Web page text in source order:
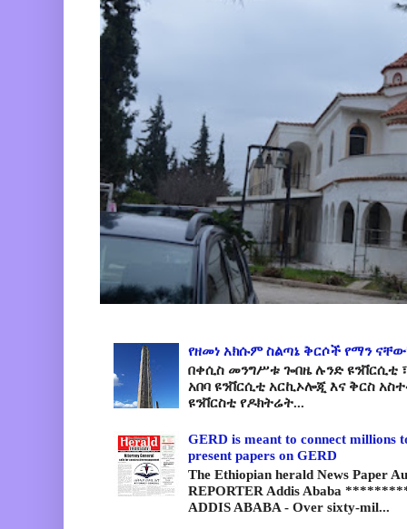
የዘመነ አክሱም ስልጣኔ ቅርሶች የማን
በቀሲስ መንግሥቱ ጐበዜ ሉንድ ዩንቨርሲቲ
አበባ ዩንቨርሲቲ አርኪኦሎጂ እና ቅርስ
ዩንቨርስቲ የዶክትሬት...
GERD is meant to connect millions
present papers on GERD
The Ethiopian herald News Paper
REPORTER Addis Ababa
ADDIS ABABA - Over sixty-mil...